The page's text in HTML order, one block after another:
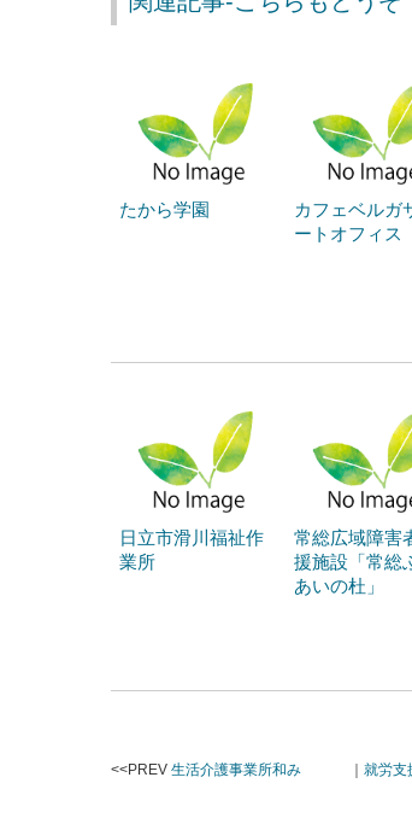
たから学園
カフェベルガ
ートオフィス
日立市滑川福祉作
業所
常総広域障害
援施設「常総
あいの杜」
<<PREV 生活介護事業所和み ｜ 就労支